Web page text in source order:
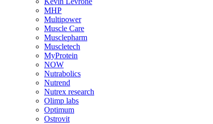
MHP
Multipower
Muscle Care
Musclepharm
Muscletech
MyProtein
NOW
Nutrabolics
Nutrend
Nutrex research
Olimp labs
Optimum
Ostrovit